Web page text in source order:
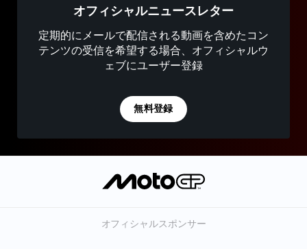
オフィシャルニュースレター
定期的にメールで配信される動画を含めたコン
テンツの受信を希望する場合、オフィシャルウ
ェブにユーザー登録
無料登録
オフィシャルスポンサー